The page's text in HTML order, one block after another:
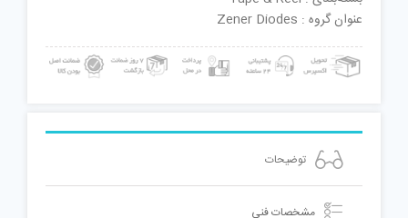
عنوان گروه : Zener Diodes
توضیحات
مشخصات فنی